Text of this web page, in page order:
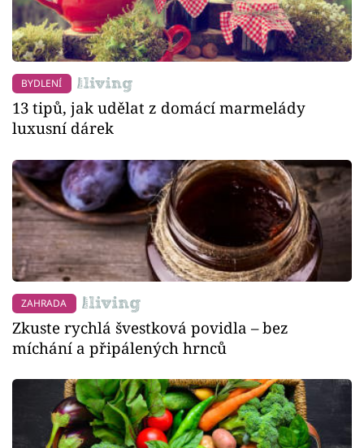
BYDLENÍ
13 tipů, jak udělat z domácí marmelády
luxusní dárek
ZAHRADA
Zkuste rychlá švestková povidla – bez
míchání a připálených hrnců